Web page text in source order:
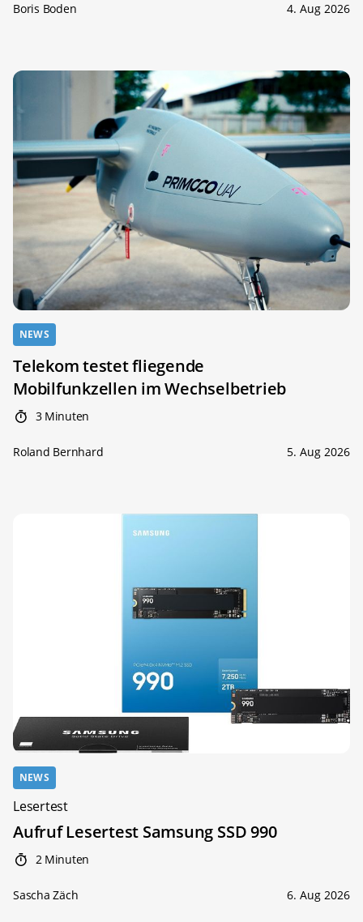
Boris Boden 4. Aug 2026
NEWS
Telekom testet fliegende
Mobilfunkzellen im Wechselbetrieb
3 Minuten
Roland Bernhard 5. Aug 2026
NEWS
Lesertest
Aufruf Lesertest Samsung SSD 990
2 Minuten
Sascha Zäch 6. Aug 2026